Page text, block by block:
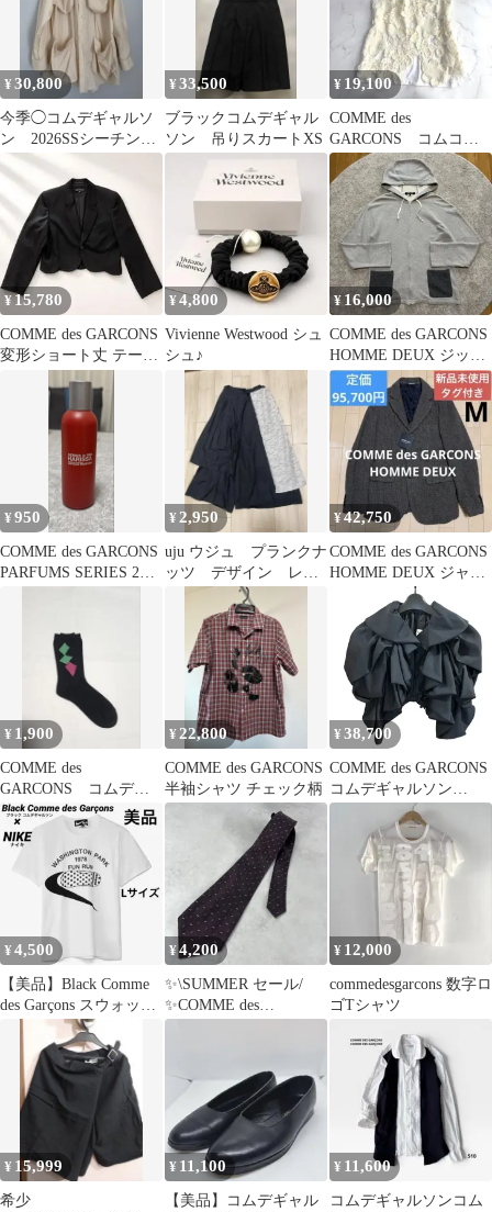
¥30,800
今季◯コムデギャルソ
ン 2026SSシーチング
ビッグサイズポケット
ブラウス
¥33,500
ブラックコムデギャル
ソン 吊りスカートXS
¥ 19,100
COMME des
GARCONS コムコ
ム クロシェトップ
ス ホワイト M
¥15,780
COMME des GARCONS
変形ショート丈 テーラ
ードジャケット
¥4,800
Vivienne Westwood シュ
シュ♪
¥ 16,000
COMME des GARCONS
HOMME DEUX ジップ
パーカー 切替
¥950
COMME des GARCONS
PARFUMS SERIES 2：
¥ 2,950
uju ウジュ プランクナ
ッツ デザイン レイ
ヤードパンツ 個性的
¥42,750
COMME des GARCONS
HOMME DEUX ジャケ
ット ギャルソン
¥ 1,900
COMME des
GARCONS コムデギ
ャルソン 靴下 ソッ
クス
¥ 22,800
COMME des GARCONS
半袖シャツ チェック柄
¥ 38,700
COMME des GARCONS
コムデギャルソン
2023SS ウール フリル
ボレロ サイズS ブラッ
ク レディース 美品
【TE0602】
¥4,500
【美品】Black Comme
des Garçons スウォッシ
¥4,200
✨\SUMMER セール/
✨COMME des
GARCONS ネクタイ
¥ 12,000
commedesgarcons 数字ロ
ゴTシャツ
¥ 15,999
希少
¥ 11,100
【美品】コムデギャル
¥ 11,600
コムデギャルソンコム